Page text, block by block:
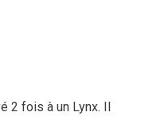
2 fois à un Lynx. Il